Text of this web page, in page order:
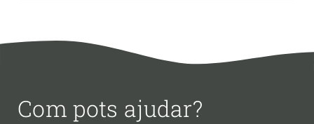
Com pots ajudar?